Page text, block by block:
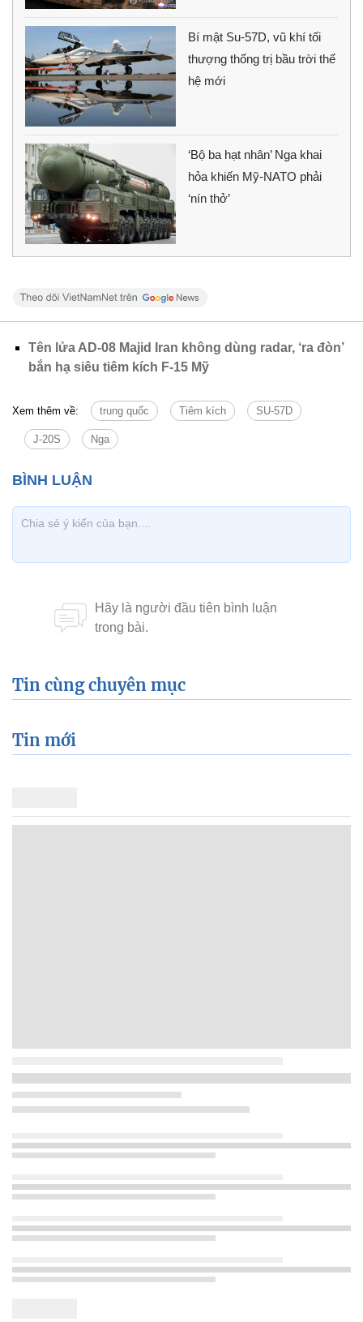
Bí mật Su-57D, vũ khí tối
thượng thống trị bầu trời thế
hệ mới
‘Bộ ba hạt nhân’ Nga khai
hỏa khiến Mỹ-NATO phải
‘nín thở’
Tên lửa AD-08 Majid Iran không dùng radar, ‘ra đòn’
bắn hạ siêu tiêm kích F-15 Mỹ
Xem thêm về: trung quốc Tiêm kích SU-57D
J-20S Nga
Tin cùng chuyên mục
Tin mới